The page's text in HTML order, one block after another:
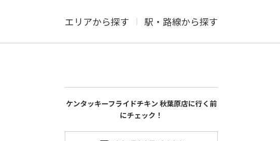
エリアから探す 駅・路線から探す
ケンタッキーフライドチキン 秋葉原店に行く前
にチェック！